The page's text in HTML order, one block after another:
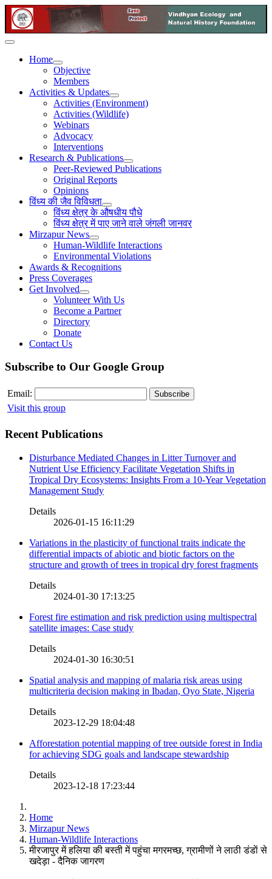
Home
Objective
Members
Activities & Updates
Activities (Environment)
Activities (Wildlife)
Webinars
Advocacy
Interventions
Research & Publications
Peer-Reviewed Publications
Original Reports
Opinions
विंध्य की जैव विविधता
विंध्य क्षेत्र के औषधीय पौधे
विंध्य क्षेत्र में पाए जाने वाले जंगली जानवर
Mirzapur News
Human-Wildlife Interactions
Environmental Violations
Awards & Recognitions
Press Coverages
Get Involved
Volunteer With Us
Become a Partner
Directory
Donate
Contact Us
Subscribe to Our Google Group
Email:
Visit this group
Recent Publications
Disturbance Mediated Changes in Litter Turnover and
Nutrient Use Efficiency Facilitate Vegetation Shifts in
Tropical Dry Ecosystems: Insights From a 10-Year Vegetation
Management Study
Details
2026-01-15 16:11:29
Variations in the plasticity of functional traits indicate the
differential impacts of abiotic and biotic factors on the
structure and growth of trees in tropical dry forest fragments
Details
2024-01-30 17:13:25
Forest fire estimation and risk prediction using multispectral
satellite images: Case study
Details
2024-01-30 16:30:51
Spatial analysis and mapping of malaria risk areas using
multicriteria decision making in Ibadan, Oyo State, Nigeria
Details
2023-12-29 18:04:48
Afforestation potential mapping of tree outside forest in India
for achieving SDG goals and landscape stewardship
Details
2023-12-18 17:23:44
Home
Mirzapur News
Human-Wildlife Interactions
मीरजापुर में हलिया की बस्ती में पहुंचा मगरमच्छ, ग्रामीणों ने लाठी डंडाें से
खदेड़ा - दैनिक जागरण